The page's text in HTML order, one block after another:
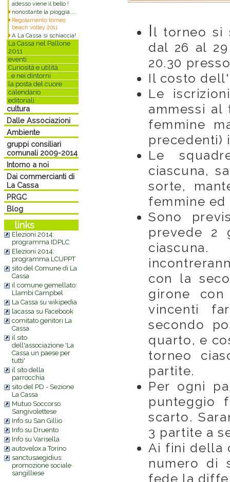
adesso viene il bello !
nonostante la pioggia....
Regolamento torneo
beach volley 2011
A La Cassa si schiaccia!
La Cassa nel Pallone
2011
eventi
Curiosità e utilità
..e nei dintorni
la posta del cuore
calendario
editoriali
cultura
Dalle Associazioni
Ambiente
gruppi consiliari
comunali 2009-2014
Intorno a noi
Dai commercianti di
La Cassa
PRGC
Blog
links
Elezioni 2014:
programma IDPLC
Elezioni 2014:
programma LCUPPT
sito del Comune di La
Cassa
il comune gemellato:
Llambi Campbel
La Cassa su wikipedia
lacassa su Facebook
comitato genitori La
Cassa
il sito
dell'associazione 'La
Cassa un paese per
tutti'
il sito della
parrocchia
sito del PD - Sezione
La Cassa
Mutuo Soccorso
Sangivolettese
Info su San Gillio
Info su Druento
Info su Varisella
autovelox a Torino
sanctusaegidius:
promozione sociale
sangilliese
I l torneo si
dal 26 al
20.30
Il costo
Le
ammessi
femmine
precedenti)
Le
ciascuna,
sorte,
femmine
Sono
prevede 2
con la
girone
vincenti
secondo
quarto, e
torneo
partite.
Per ogni
punteggio
scarto.
3 partite a
Ai fini della
numero di
fede la